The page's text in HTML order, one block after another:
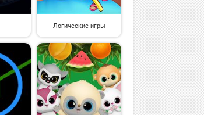
Логические игры